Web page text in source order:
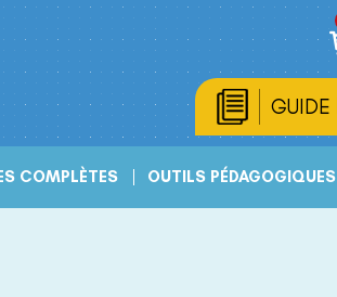
GUIDE
COMPLÈTES OUTILS PÉDAGOGIQUES